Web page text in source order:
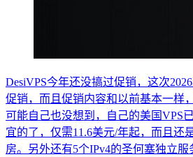
DesiVPS今年还没搞过促销，这次
促销，而且促销内容和以前基本一样
可能自己也没想到，自己的美国VPS
宜的了，仅需11.6美元/年起，而且还
房。另外还有5个IPv4的圣何塞独立服